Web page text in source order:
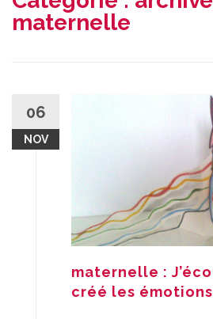
maternelle
06
NOV
maternelle :
créé les émotions